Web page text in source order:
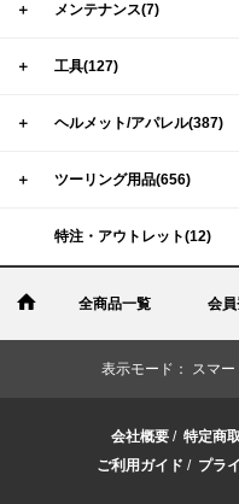
＋ メンテナンス(7)
＋ 工具(127)
＋ ヘルメット/アパレル(387)
＋ ツーリング用品(656)
特注・アウトレット(12)
全商品一覧 会
表示モード： スマ
会社概要 / 特定商
ご利用ガイド / プラ